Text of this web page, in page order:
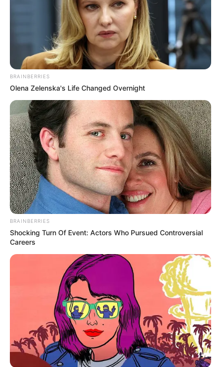
BRAINBERRIES
Olena Zelenska's Life Changed Overnight
BRAINBERRIES
Shocking Turn Of Event: Actors Who Pursued Controversial
Careers